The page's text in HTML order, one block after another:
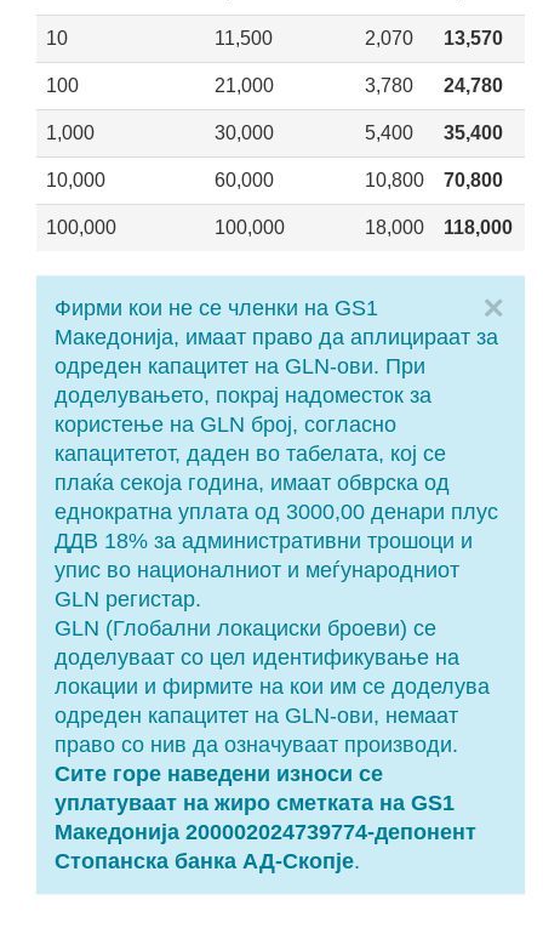
10 11,500 2,070 13,570
100 21,000 3,780 24,780
1,000 30,000 5,400 35,400
10,000 60,000 10,800 70,800
100,000 100,000 18,000 118,000
Фирми кои не се членки на GS1
Македонија, имаат право да аплицираат за
одреден капацитет на GLN-ови. При
доделувањето, покрај надоместок за
користење на GLN број, согласно
капацитетот, даден во табелата, кој се
плаќа секоја година, имаат обврска од
еднократна уплата од 3000,00 денари плус
ДДВ 18% за административни трошоци и
упис во националниот и меѓународниот
GLN регистар.
GLN (Глобални локациски броеви) се
доделуваат со цел идентификување на
локации и фирмите на кои им се доделува
одреден капацитет на GLN-ови, немаат
право со нив да означуваат производи.
Сите горе наведени износи се
уплатуваат на жиро сметката на GS1
Македонија 200002024739774-депонент
Стопанска банка АД-Скопје.